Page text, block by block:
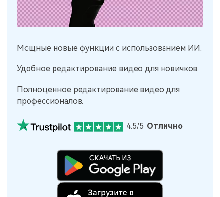
Мощные новые функции с использованием ИИ.
Удобное редактирование видео для новичков.
Полноценное редактирование видео для
профессионалов.
4.5/5 Отлично